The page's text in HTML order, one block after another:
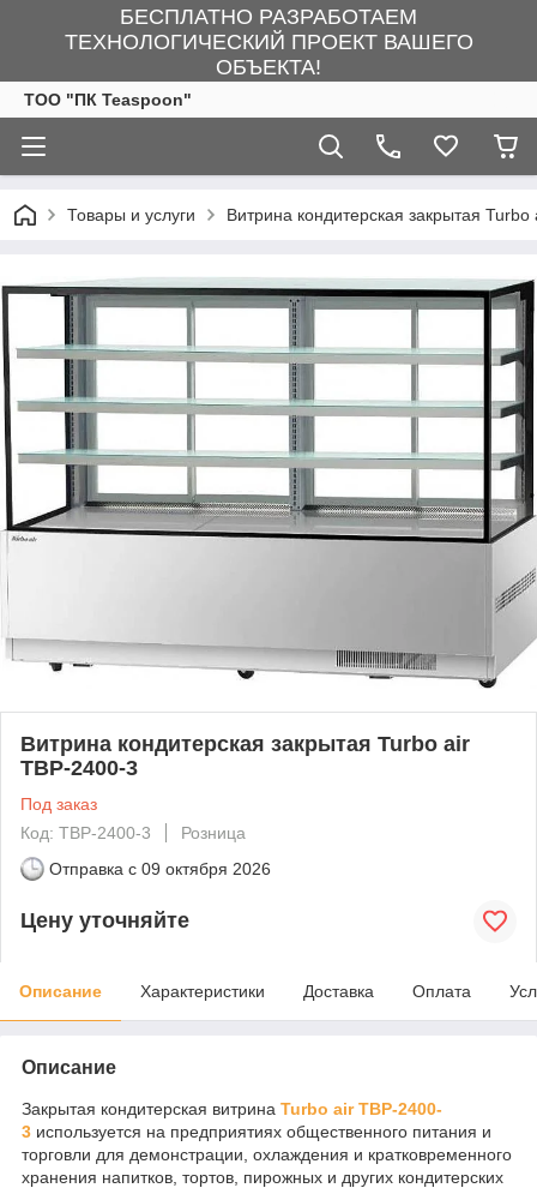
БЕСПЛАТНО РАЗРАБОТАЕМ
ТЕХНОЛОГИЧЕСКИЙ ПРОЕКТ ВАШЕГО
ОБЪЕКТА!
ТОО "ПК Teaspoon"
Товары и услуги Витрина кондитерская закрытая
Витрина кондитерская закрытая Turbo air
TBP-2400-3
Под заказ
Код: TBP-2400-3
Розница
Отправка с 09 октября 2026
Цену уточняйте
Описание Характеристики Доставка Оплата
Описание
Закрытая кондитерская витрина Turbo air TBP-2400-
3 используется на предприятиях общественного питания и
торговли для демонстрации, охлаждения и кратковременного
хранения напитков, тортов, пирожных и других кондитерских